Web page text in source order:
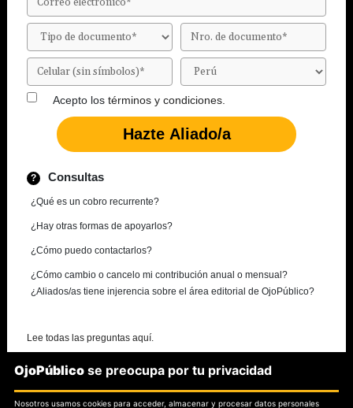
Acepto los términos y condiciones.
Consultas
¿Qué es un cobro recurrente?
¿Hay otras formas de apoyarlos?
¿Cómo puedo contactarlos?
¿Cómo cambio o cancelo mi contribución anual o mensual?
¿Aliados/as tiene injerencia sobre el área editorial de OjoPúblico?
Lee todas las preguntas aquí.
¿Necesitas más información?
OjoPúblico se preocupa por tu privacidad
Nosotros usamos cookies para acceder, almacenar y procesar datos personales